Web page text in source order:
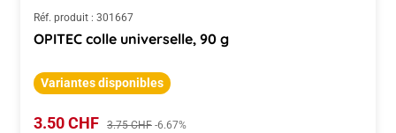
Réf. produit : 301667
OPITEC colle universelle, 90 g
Variantes disponibles
Prix de vente :
3.50 CHF Prix régulier :
3.75 CHF -6.67%